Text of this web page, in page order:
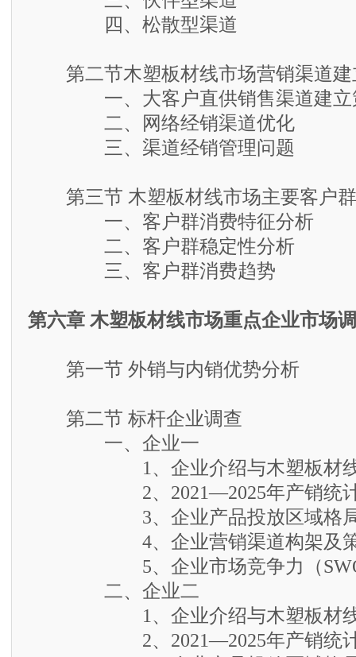
四、松散型渠道
第二节木塑板材线市场营销渠道建
一、大客户直供销售渠道建立
二、网络经销渠道优化
三、渠道经销管理问题
第三节 木塑板材线市场主要客户
一、客户群消费特征分析
二、客户群稳定性分析
三、客户群消费趋势
第六章 木塑板材线市场重点企业市场
第一节 外销与内销优势分析
第二节 标杆企业调查
一、企业一
1、企业介绍与木塑板材线
2、2021—2025年产销统计
3、企业产品投放区域格
4、企业营销渠道构架及
5、企业市场竞争力（
二、企业二
1、企业介绍与木塑板材线
2、2021—2025年产销统计